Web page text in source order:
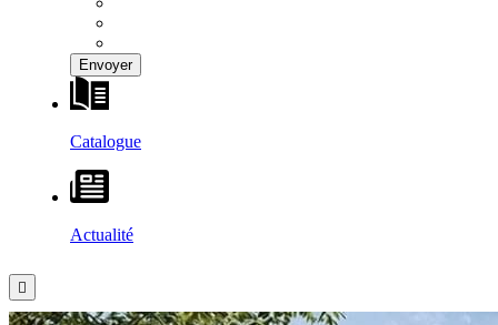
Catalogue
Actualité